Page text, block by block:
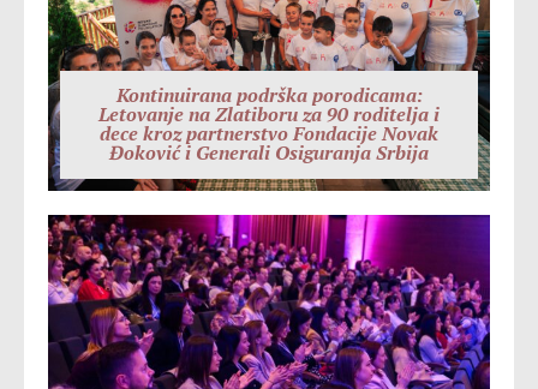
Kontinuirana podrška porodicama:
Letovanje na Zlatiboru za 90 roditelja i
dece kroz partnerstvo Fondacije Novak
Đoković i Generali Osiguranja Srbija